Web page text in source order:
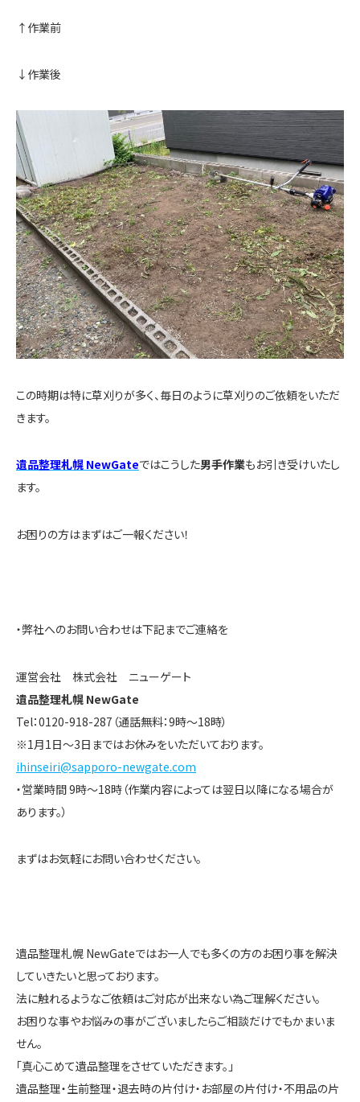
↑作業前
↓作業後
この時期は特に草刈りが多く、毎日のように草刈りのご依頼をいただ
きます。
遺品整理札幌 NewGateではこうした男手作業もお引き受けいたし
ます。
お困りの方はまずはご一報ください！
・弊社へのお問い合わせは下記までご連絡を
運営会社 株式会社 ニューゲート
遺品整理札幌 NewGate
Tel：0120-918-287（通話無料：9時～18時）
※1月1日～3日まではお休みをいただいております。
ihinseiri@sapporo-newgate.com
・営業時間 9時～18時（作業内容によっては翌日以降になる場合が
あります。）
まずはお気軽にお問い合わせください。
遺品整理札幌 NewGateではお一人でも多くの方のお困り事を解決
していきたいと思っております。
法に触れるようなご依頼はご対応が出来ない為ご理解ください。
お困りな事やお悩みの事がございましたらご相談だけでもかまいま
せん。
「真心こめて遺品整理をさせていただきます。」
遺品整理・生前整理・退去時の片付け・お部屋の片付け・不用品の片